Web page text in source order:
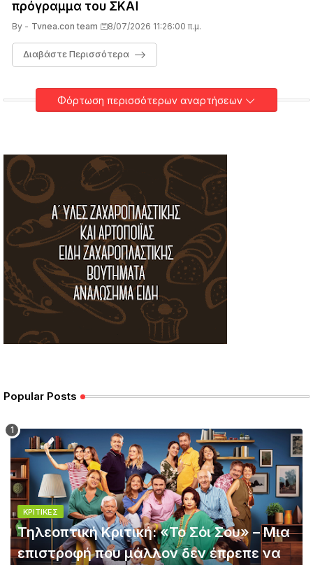
πρόγραμμα του ΣΚΑΪ
By - Tvnea.con team 8/07/2026 11:26:00 π.μ.
Διαβάστε Περισσότερα
Φόρτωση περισσότερων αναρτήσεων
Popular Posts
ΚΡΙΤΙΚΈΣ
Τηλεοπτική Κριτική: «Το Σόι Σου» – Μια
επιστροφή που μάλλον δεν έπρεπε να